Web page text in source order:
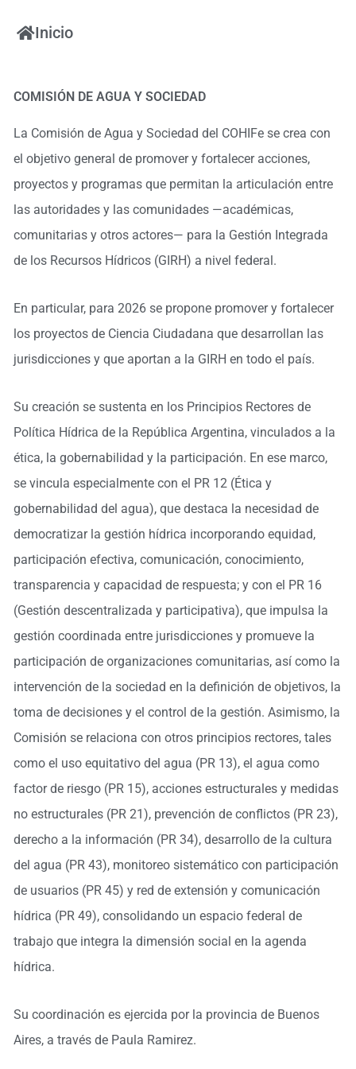
Inicio
COMISIÓN DE AGUA Y SOCIEDAD
La Comisión de Agua y Sociedad del COHIFe se crea con
el objetivo general de promover y fortalecer acciones,
proyectos y programas que permitan la articulación entre
las autoridades y las comunidades —académicas,
comunitarias y otros actores— para la Gestión Integrada
de los Recursos Hídricos (GIRH) a nivel federal.
En particular, para 2026 se propone promover y fortalecer
los proyectos de Ciencia Ciudadana que desarrollan las
jurisdicciones y que aportan a la GIRH en todo el país.
Su creación se sustenta en los Principios Rectores de
Política Hídrica de la República Argentina, vinculados a la
ética, la gobernabilidad y la participación. En ese marco,
se vincula especialmente con el PR 12 (Ética y
gobernabilidad del agua), que destaca la necesidad de
democratizar la gestión hídrica incorporando equidad,
participación efectiva, comunicación, conocimiento,
transparencia y capacidad de respuesta; y con el PR 16
(Gestión descentralizada y participativa), que impulsa la
gestión coordinada entre jurisdicciones y promueve la
participación de organizaciones comunitarias, así como la
intervención de la sociedad en la definición de objetivos, la
toma de decisiones y el control de la gestión. Asimismo, la
Comisión se relaciona con otros principios rectores, tales
como el uso equitativo del agua (PR 13), el agua como
factor de riesgo (PR 15), acciones estructurales y medidas
no estructurales (PR 21), prevención de conflictos (PR 23),
derecho a la información (PR 34), desarrollo de la cultura
del agua (PR 43), monitoreo sistemático con participación
de usuarios (PR 45) y red de extensión y comunicación
hídrica (PR 49), consolidando un espacio federal de
trabajo que integra la dimensión social en la agenda
hídrica.
Su coordinación es ejercida por la provincia de Buenos
Aires, a través de Paula Ramirez.